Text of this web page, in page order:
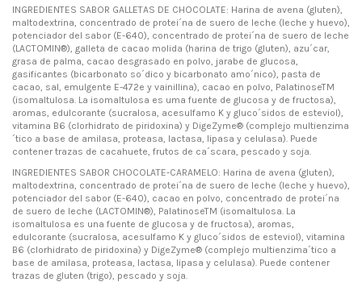
INGREDIENTES SABOR GALLETAS DE CHOCOLATE: Harina de avena (gluten),
maltodextrina, concentrado de protei´na de suero de leche (leche y huevo),
potenciador del sabor (E-640), concentrado de protei´na de suero de leche
(LACTOMIN®), galleta de cacao molida (harina de trigo (gluten), azu´car,
grasa de palma, cacao desgrasado en polvo, jarabe de glucosa,
gasificantes (bicarbonato so´dico y bicarbonato amo´nico), pasta de
cacao, sal, emulgente E-472e y vainillina), cacao en polvo, PalatinoseTM
(isomaltulosa. La isomaltulosa es uma fuente de glucosa y de fructosa),
aromas, edulcorante (sucralosa, acesulfamo K y gluco´sidos de esteviol),
vitamina B6 (clorhidrato de piridoxina) y DigeZyme® (complejo multienzima
´tico a base de amilasa, proteasa, lactasa, lipasa y celulasa). Puede
contener trazas de cacahuete, frutos de ca´scara, pescado y soja.
INGREDIENTES SABOR CHOCOLATE-CARAMELO: Harina de avena (gluten),
maltodextrina, concentrado de protei´na de suero de leche (leche y huevo),
potenciador del sabor (E-640), cacao en polvo, concentrado de protei´na
de suero de leche (LACTOMIN®), PalatinoseTM (isomaltulosa. La
isomaltulosa es una fuente de glucosa y de fructosa), aromas,
edulcorante (sucralosa, acesulfamo K y gluco´sidos de esteviol), vitamina
B6 (clorhidrato de piridoxina) y DigeZyme® (complejo multienzima´tico a
base de amilasa, proteasa, lactasa, lipasa y celulasa). Puede contener
trazas de gluten (trigo), pescado y soja.